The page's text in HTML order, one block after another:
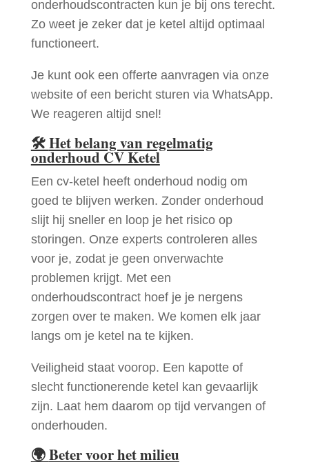
onderhoudscontracten kun je bij ons terecht.
Zo weet je zeker dat je ketel altijd optimaal
functioneert.
Je kunt ook een offerte aanvragen via onze
website of een bericht sturen via WhatsApp.
We reageren altijd snel!
🛠Het belang van regelmatig
onderhoud CV Ketel
Een cv-ketel heeft onderhoud nodig om
goed te blijven werken. Zonder onderhoud
slijt hij sneller en loop je het risico op
storingen. Onze experts controleren alles
voor je, zodat je geen onverwachte
problemen krijgt. Met een
onderhoudscontract hoef je je nergens
zorgen over te maken. We komen elk jaar
langs om je ketel na te kijken.
Veiligheid staat voorop. Een kapotte of
slecht functionerende ketel kan gevaarlijk
zijn. Laat hem daarom op tijd vervangen of
onderhouden.
🌍Beter voor het milieu